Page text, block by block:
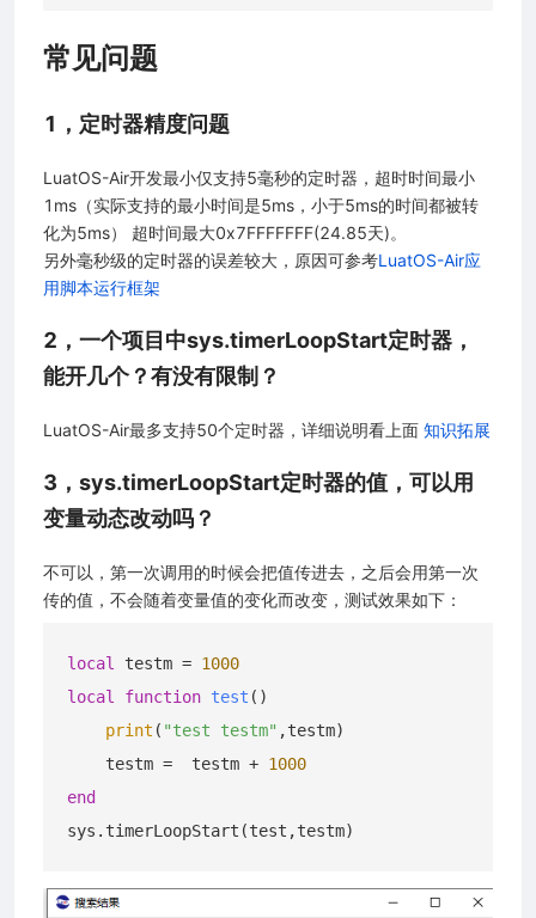
常见问题
1，定时器精度问题
LuatOS-Air开发最小仅支持5毫秒的定时器，超时时间最小
1ms（实际支持的最小时间是5ms，小于5ms的时间都被转
化为5ms） 超时间最大0x7FFFFFFF(24.85天)。
另外毫秒级的定时器的误差较大，原因可参考LuatOS-Air应
用脚本运行框架
2，一个项目中sys.timerLoopStart定时器，
能开几个？有没有限制？
LuatOS-Air最多支持50个定时器，详细说明看上面 知识拓展
3，sys.timerLoopStart定时器的值，可以用
变量动态改动吗？
不可以，第一次调用的时候会把值传进去，之后会用第一次
传的值，不会随着变量值的变化而改变，测试效果如下：
local testm = 1000
local
function test ()
print ( "test testm" ,testm)
    testm =  testm +
1000
end